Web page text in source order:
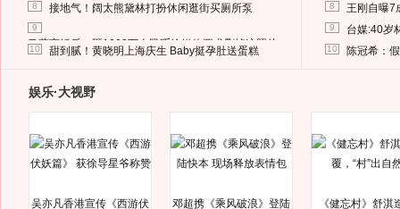
8 接地气！阔太熊黛林打扮休闲逛街买厕所泵
9
马蓉离婚后，砸1000万人民币给媒体要求删掉这照片
10 甜到腻！黄晓明上海庆生 Baby挺孕肚送蛋糕
8 王刚自曝7
9 台媒:40岁
10 陈冠希：
娱乐·大视野
吴亦凡香港宣传《西游伏
邓超携《乘风破浪》登陆
《健忘村》舒淇